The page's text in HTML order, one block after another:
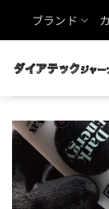
ブランド